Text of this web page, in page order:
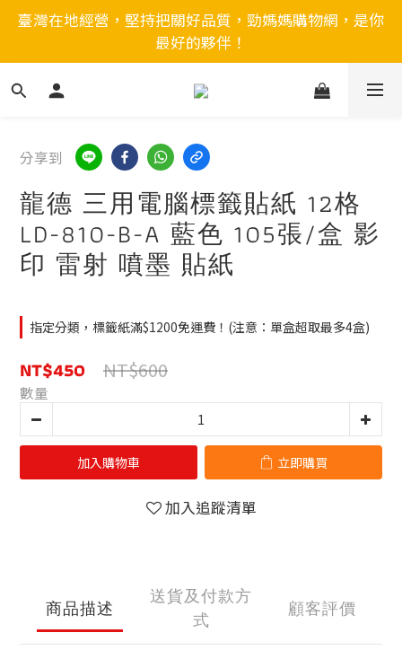
臺灣在地經營，堅持把關好品質，勁媽媽購物網，是你
最好的夥伴！
分享到
龍德 三用電腦標籤貼紙 12格
LD-810-B-A 藍色 105張/盒 影
印 雷射 噴墨 貼紙
指定分類，標籤紙滿$1200免運費！(注意：單盒超取最多4盒)
NT$450 NT$600
數量
加入購物車 立即購買
加入追蹤清單
商品描述
送貨及付款方
式
顧客評價